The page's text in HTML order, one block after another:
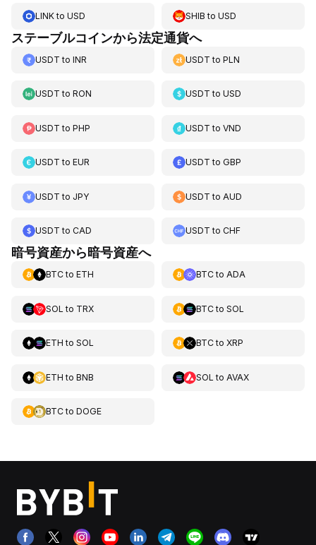
LINKto USD SHIB toUSD
ステーブルコインから法定通貨へ
USDT to INR USDT toPLN
USDT to RON USDT toUSD
USDT to PHP USDT toVND
USDT to EUR USDT toGBP
USDT to JPY USDT to AUD
USDT to CAD USDT toCHF
暗号資産から暗号資産へ
BTCto ETH BTCto ADA
SOL to TRX BTCto SOL
ETH to SOL BTCto XRP
ETH to BNB SOL to AVAX
BTCto DOGE